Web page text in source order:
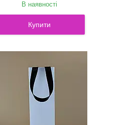
В наявності
Купити